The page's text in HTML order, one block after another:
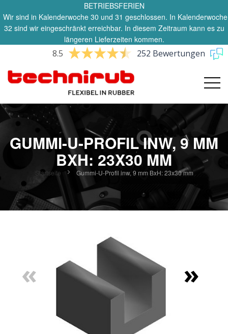
BETRIEBSFERIEN
Wir sind in Kalenderwoche 30 und 31 geschlossen. In Kalenderwoche
32 sind wir eingeschränkt erreichbar. In diesem Zeitraum kann es zu
längeren Lieferzeiten kommen.
8.5 252 Bewertungen
GUMMI-U-PROFIL INW, 9 MM
BXH: 23X30 MM
Startseite Gummi-U-Profil inw, 9 mm BxH: 23x30 mm
springen
« »